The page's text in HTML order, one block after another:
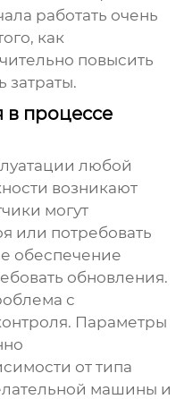
работать очень
как
повысить
затраты.
процессе
любой
возникают
могут
или потребовать
обеспечение
обновления.
с
Параметры
от типа
машины и